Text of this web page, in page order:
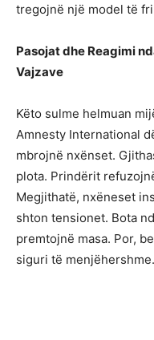
tregojnë një model të
Pasojat dhe Reagimi
Vajzave
Këto sulme helmuan
Amnesty International
mbrojnë nxënset.
plota. Prindërit
Megjithatë, nxëneset
shton tensionet. Bota
premtojnë masa. Por,
siguri të menjëhershme.